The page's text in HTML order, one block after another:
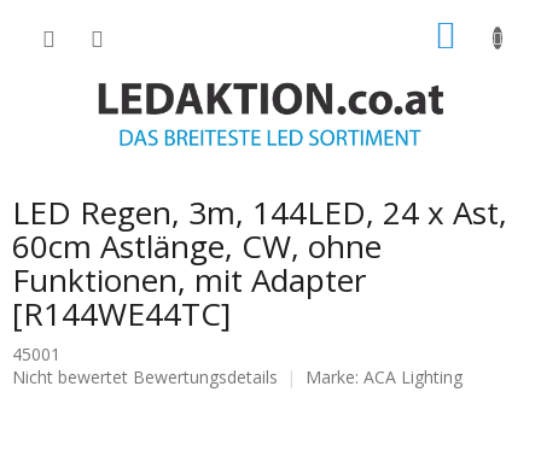
LED Regen, 3m, 144LED, 24 x Ast,
60cm Astlänge, CW, ohne
Funktionen, mit Adapter
[R144WE44TC]
45001
Die
Nicht bewertet Bewertungsdetails Marke: ACA Lighting